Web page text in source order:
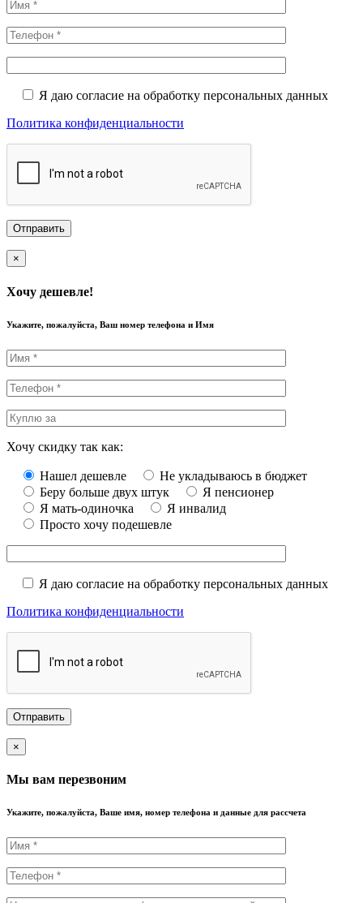
Я даю согласие на обработку персональных данных
Политика конфиденциальности
×
Хочу дешевле!
Укажите, пожалуйста, Ваш номер телефона и Имя
Хочу скидку так как:
Нашел дешевле
Не укладываюсь в бюджет
Беру больше двух штук
Я пенсионер
Я мать-одиночка
Я инвалид
Просто хочу подешевле
Я даю согласие на обработку персональных данных
Политика конфиденциальности
×
Мы вам перезвоним
Укажите, пожалуйста, Ваше имя, номер телефона и данные для рассчета